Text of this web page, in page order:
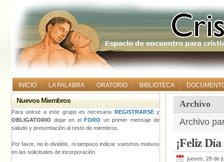
INICIO LA PALABRA ORATORIO BIBLIOTECA
Archivo
Archivo
¡Feliz
jueves, 28 de
Nuevos Miembros
Para unirse a este grupo es necesario REGISTRARSEy
OBLIGATORIO dejar en el FORO un primer mensaje de
saludo y presentación al resto de miembros.
Por favor, no lo olvidéis, ni tampoco indicar vuestros motivos
en las solicitudes de incorporación.